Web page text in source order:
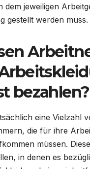
dem jeweiligen
gestellt werden muss.
bezahlen?
eine Vielzahl
die für ihre
müssen.
in denen es